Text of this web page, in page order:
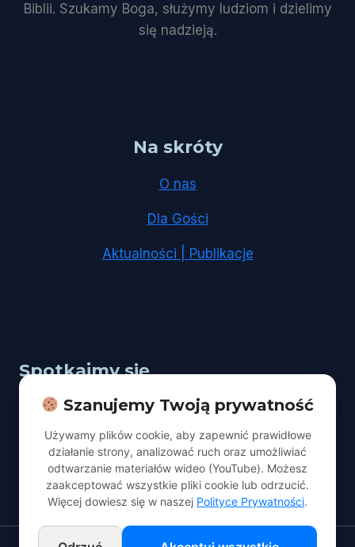
Biblii. Szukamy Boga, służymy ludziom i dzielimy
się nadzieją.
Na skróty
O nas
Dla Gości
Aktualności | Publikacje
Spotkajmy się
Adres: Łódź, ul. Kopcińskiego 67
Nabożeństwo:sobota godz. 10:00
kontakt@adwentyscilodz.pl
Szanujemy Twoją prywatność
Używamy plików cookie, aby zapewnić prawidłowe
działanie strony, analizować ruch oraz umożliwiać
odtwarzanie materiałów wideo (YouTube). Możesz
zaakceptować wszystkie pliki cookie lub odrzucić.
Więcej dowiesz się w naszej Polityce Prywatności.